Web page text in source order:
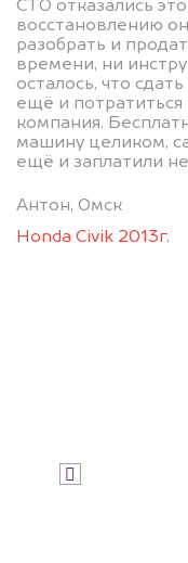
СТО отказались
восстановлению
разобрать и
времени, ни
осталось, что
ещё и потратиться
компания.
машину целиком,
ещё и заплатили
Антон, Омск
Honda Civik 2013г.
Мы купим